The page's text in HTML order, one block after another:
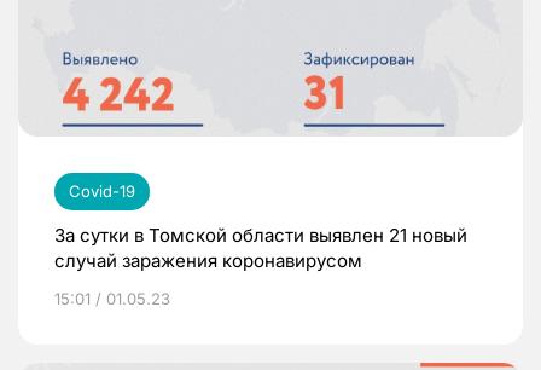
Covid-19
За сутки в Томской области выявлен 21 новый
случай заражения коронавирусом
15:01 / 01.05.23